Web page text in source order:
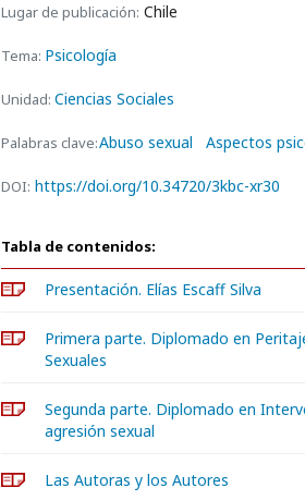
Lugar de publicación: Chile
Tema: Psicología
Unidad: Ciencias Sociales
Palabras clave:Abuso sexual Aspectos
DOI: https://doi.org/10.34720/3kbc-xr30
Tabla de contenidos:
Presentación. Elías Escaff Silva
Primera parte. Diplomado en
Sexuales
Segunda parte. Diplomado en
agresión sexual
Las Autoras y los Autores